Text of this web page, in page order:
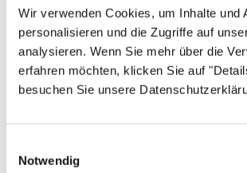
Wir verwenden Cookies, um Inhalte und
personalisieren und die Zugriffe auf
analysieren. Wenn Sie mehr über die
erfahren möchten, klicken Sie auf
besuchen Sie unsere
Notwendig
Plus de détails ...